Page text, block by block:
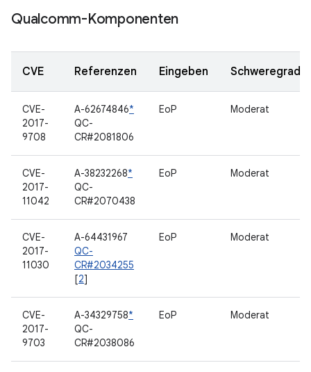
Qualcomm-Komponenten
CVE Referenzen Eingeben Schweregrad
CVE-
2017-
9708
A-62674846*
QC-
CR#2081806
EoP Moderat
CVE-
2017-
11042
A-38232268*
QC-
CR#2070438
EoP Moderat
CVE-
2017-
11030
A-64431967
QC-
CR#2034255
[2]
EoP Moderat
CVE-
2017-
9703
A-34329758*
QC-
CR#2038086
EoP Moderat